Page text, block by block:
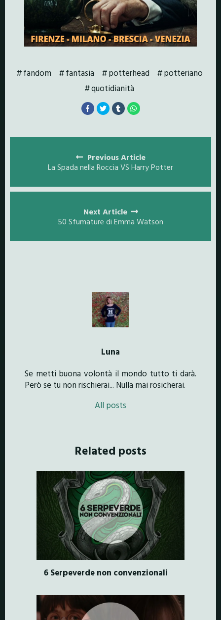
fandom fantasia potterhead
potteriano
quotidianità
navigation
Previous Article
La Spada nella Roccia VS Harry Potter
Next Article
50 Sfumature di Emma Watson
Luna
Se metti buona volontà il mondo tutto ti darà.
Però se tu non rischierai... Nulla mai rosicherai.
All posts
Related posts
6 Serpeverde non convenzionali